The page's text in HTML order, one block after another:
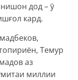
дод – ӯ
кард.
Темур
аз
миллии